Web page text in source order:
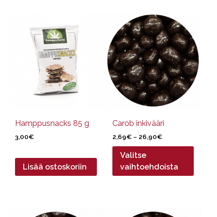
Hamppusnacks 85 g
3,00€
Lisää ostoskoriin
Carob inkivääri
2,69€ – 26,90€Hintaluokka:
2,69€
26,90€
Valitse
vaihtoehdoista
tuotteella
on
useampi
muunnelma.
Voit
tehdä
valinnat
sivulla.